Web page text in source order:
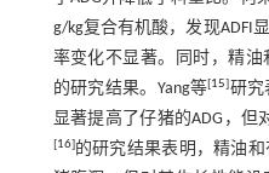
g/kg复合有机酸，发现ADFI
率变化不显著。同时，精油
的研究结果。Yang等[15]研究
显著提高了仔猪的ADG，但
[16]的研究结果表明，精油